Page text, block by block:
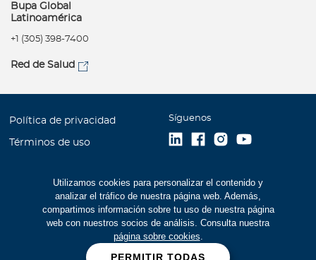
Utilizamos cookies para personalizar el contenido y
analizar el tráfico de nuestra página web. Además,
compartimos información sobre tu uso de nuestra página
web con nuestros socios de análisis. Consulta nuestra
página sobre cookies.
PERMITIR TODAS
Bupa Global
Latinoamérica
+1 (305) 398-7400
Red de Salud
Política de privacidad
Términos de uso
Mapa del Sitio
Trabaje con Bupa
Estados Financieros (516
Síguenos